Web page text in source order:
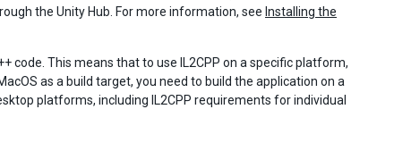
the Unity Hub. For more information, see Installing the
code. This means that to use IL2CPP on a specific platform,
as a build target, you need to build the application on a
platforms, including IL2CPP requirements for individual